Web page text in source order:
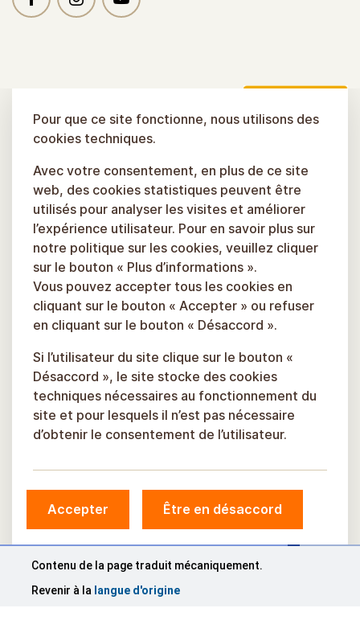
© Municipalité de Sigulda, 2026.
Développé parCOSMODROME
Pour que ce site fonctionne, nous utilisons des
cookies techniques.
Avec votre consentement, en plus de ce site
web, des cookies statistiques peuvent être
utilisés pour analyser les visites et améliorer
l’expérience utilisateur. Pour en savoir plus sur
notre politique sur les cookies, veuillez cliquer
sur le bouton « Plus d’informations ».
Vous pouvez accepter tous les cookies en
cliquant sur le bouton « Accepter » ou refuser
en cliquant sur le bouton « Désaccord ».
Si l’utilisateur du site clique sur le bouton «
Désaccord », le site stocke des cookies
techniques nécessaires au fonctionnement du
site et pour lesquels il n’est pas nécessaire
d’obtenir le consentement de l’utilisateur.
Accepter Être en désaccord
Contenu de la page traduit mécaniquement.
Revenir à la langue d'origine